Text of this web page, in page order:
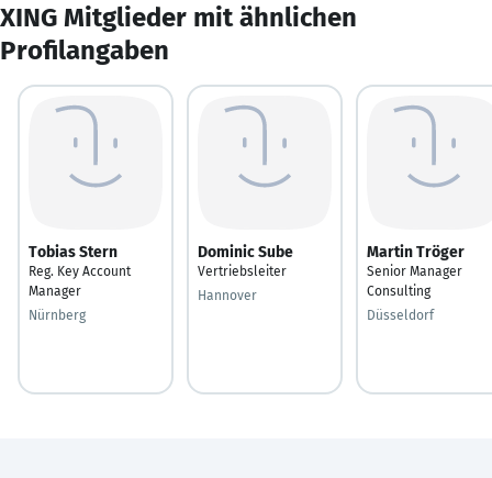
XING Mitglieder mit ähnlichen
Profilangaben
Tobias Stern
Reg. Key Account
Manager
Nürnberg
Dominic Sube
Vertriebsleiter
Hannover
Martin Tröger
Senior Manager
Consulting
Düsseldorf